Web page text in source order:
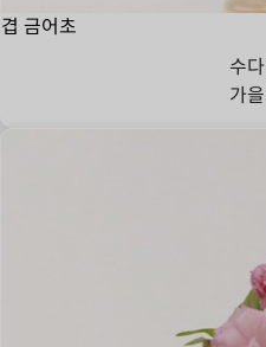
겹 금어초
수다
가을